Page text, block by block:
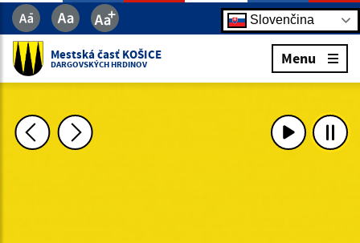
Slovenčina
Mestská časť KOŠICE
DARGOVSKÝCH HRDINOV Menu